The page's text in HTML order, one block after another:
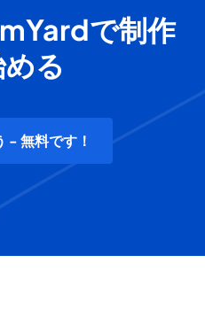
で制作
る
- 無料です！